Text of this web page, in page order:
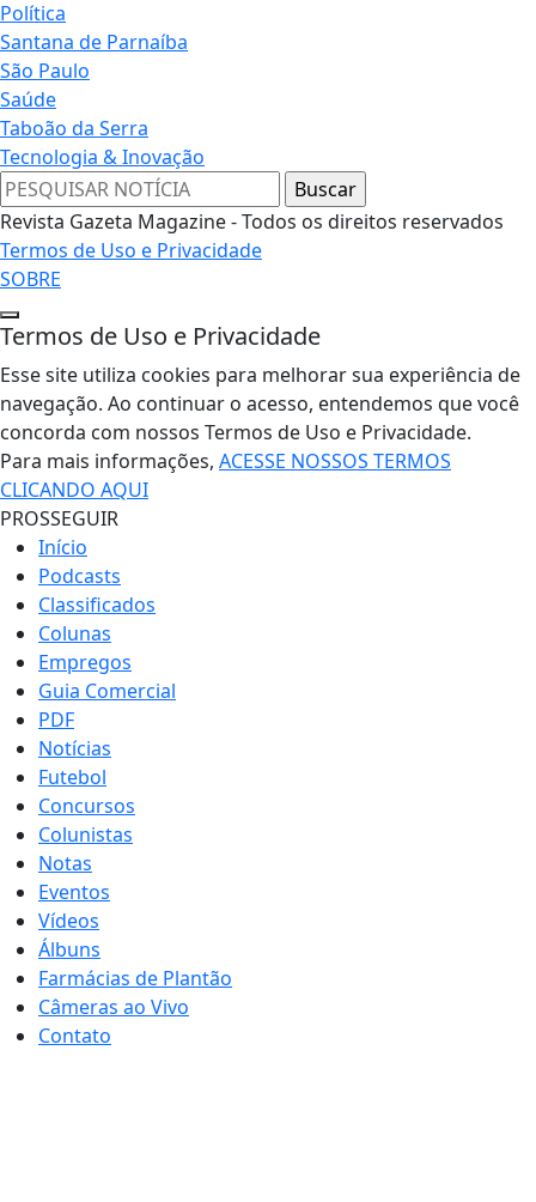
Política
Santana de Parnaíba
São Paulo
Saúde
Taboão da Serra
Tecnologia & Inovação
Revista Gazeta Magazine - Todos os direitos reservados
Termos de Uso e Privacidade
SOBRE
Termos de Uso e Privacidade
Esse site utiliza cookies para melhorar sua experiência de
navegação. Ao continuar o acesso, entendemos que você
concorda com nossos Termos de Uso e Privacidade.
Para mais informações, ACESSE NOSSOS TERMOS
CLICANDO AQUI
PROSSEGUIR
Início
Podcasts
Classificados
Colunas
Empregos
Guia Comercial
PDF
Notícias
Futebol
Concursos
Colunistas
Notas
Eventos
Vídeos
Álbuns
Farmácias de Plantão
Câmeras ao Vivo
Contato